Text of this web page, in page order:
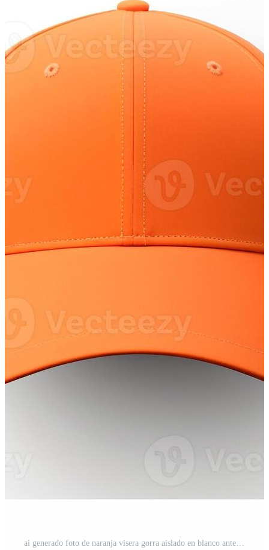
ai generado foto de naranja visera gorra aislado en blanco antecedentes. ai generado Foto Pro